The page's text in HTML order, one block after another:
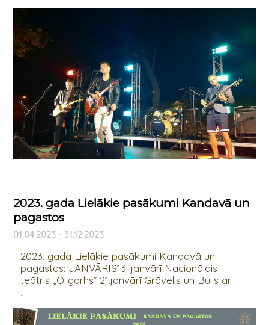
2023. gada Lielākie pasākumi Kandavā un
pagastos
01.04.2023 - 31.12.2023
2023. gada Lielākie pasākumi Kandavā un
pagastos: JANVĀRIS13. janvārī Nacionālais
teātris „Oligarhs” 21.janvārī Grāvelis un Bulis ar
...